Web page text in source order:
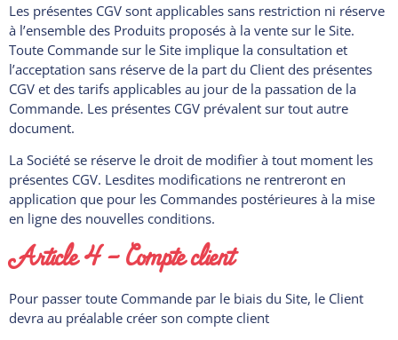
Les présentes CGV sont applicables sans restriction ni réserve
à l’ensemble des Produits proposés à la vente sur le Site.
Toute Commande sur le Site implique la consultation et
l’acceptation sans réserve de la part du Client des présentes
CGV et des tarifs applicables au jour de la passation de la
Commande. Les présentes CGV prévalent sur tout autre
document.
La Société se réserve le droit de modifier à tout moment les
présentes CGV. Lesdites modifications ne rentreront en
application que pour les Commandes postérieures à la mise
en ligne des nouvelles conditions.
Article 4 – Compte client
Pour passer toute Commande par le biais du Site, le Client
devra au préalable créer son compte client